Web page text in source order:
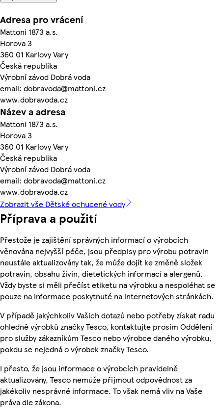
Adresa pro vrácení
Mattoni 1873 a.s.
Horova 3
360 01 Karlovy Vary
Česká republika
Výrobní závod Dobrá voda
email: dobravoda@mattoni.cz
www.dobravoda.cz
Název a adresa
Mattoni 1873 a.s.
Horova 3
360 01 Karlovy Vary
Česká republika
Výrobní závod Dobrá voda
email: dobravoda@mattoni.cz
www.dobravoda.cz
Zobrazit vše Dětské ochucené vody
Příprava a použití
Přestože je zajištění správných informací o výrobcích
věnována nejvyšší péče, jsou předpisy pro výrobu potravin
neustále aktualizovány tak, že může dojít ke změně složek
potravin, obsahu živin, dietetických informací a alergenů.
Vždy byste si měli přečíst etiketu na výrobku a nespoléhat se
pouze na informace poskytnuté na internetových stránkách.
V případě jakýchkoliv Vašich dotazů nebo potřeby získat radu
ohledně výrobků značky Tesco, kontaktujte prosím Oddělení
pro služby zákazníkům Tesco nebo výrobce daného výrobku,
pokdu se nejedná o výrobek značky Tesco.
I přesto, že jsou informace o výrobcích pravidelně
aktualizovány, Tesco nemůže přijmout odpovědnost za
jakékoliv nesprávné informace. To však nemá vliv na Vaše
práva dle zákona.